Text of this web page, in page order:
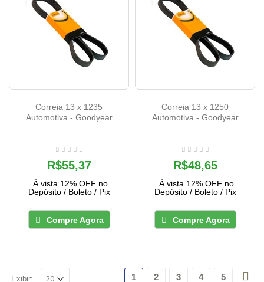
Correia 13 x 1235
Automotiva - Goodyear
R$55,37
À vista 12% OFF no
Depósito / Boleto / Pix
Compre Agora
Correia 13 x 1250
Automotiva - Goodyear
R$48,65
À vista 12% OFF no
Depósito / Boleto / Pix
Compre Agora
1 2 3 4 5
Exibir: